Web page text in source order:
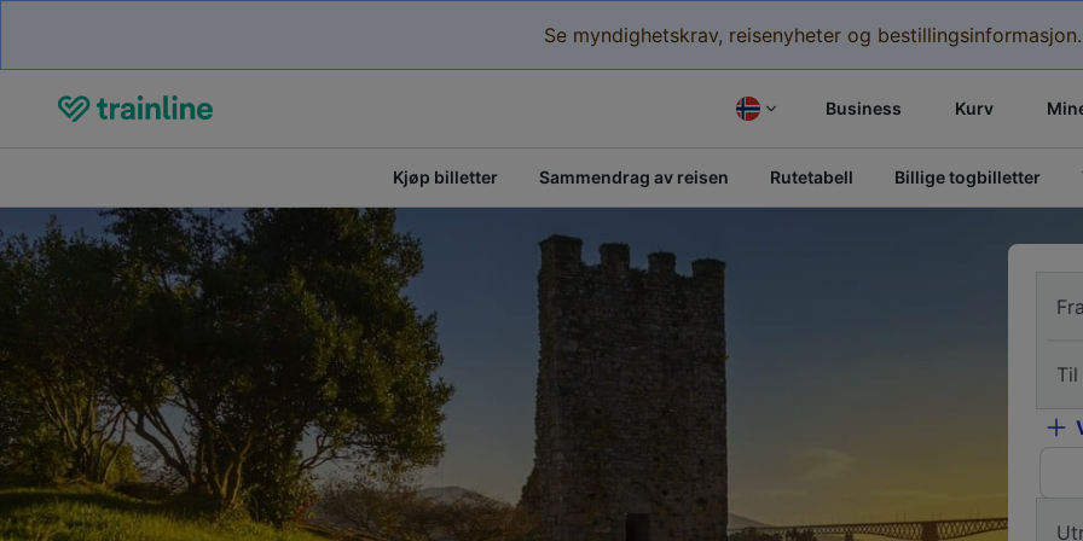
Se myndighetskrav, reisenyheter og bestillingsinformasjon.
Business Kurv
Kjøp billetter Sammendrag av reisen Rutetabell Billige togbilletter
Til